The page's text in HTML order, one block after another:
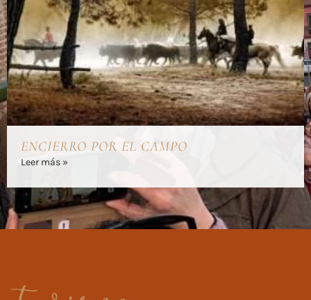
ENCIERRO POR EL CAMPO
Leer más »